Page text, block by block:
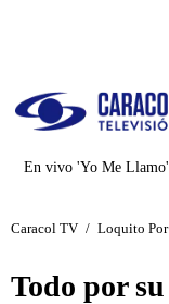
En vivo 'Yo Me Llamo'
Caracol TV / Loquito
Todo por